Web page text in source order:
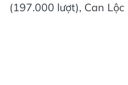
(197.000 lượt), Can